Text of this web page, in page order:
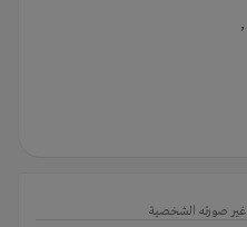
,
غير صورته الشخصية